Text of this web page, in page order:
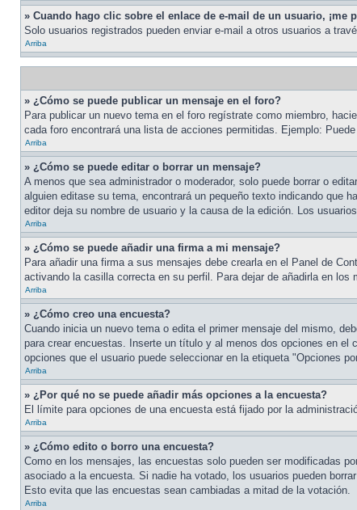
» Cuando hago clic sobre el enlace de e-mail de un usuario, ¡me
Solo usuarios registrados pueden enviar e-mail a otros usuarios a
Arriba
» ¿Cómo se puede publicar un mensaje en el foro?
Para publicar un nuevo tema en el foro regístrate como miembro,
cada foro encontrará una lista de acciones permitidas. Ejemplo:
Arriba
» ¿Cómo se puede editar o borrar un mensaje?
A menos que sea administrador o moderador, solo puede borrar o
alguien editase su tema, encontrará un pequeño texto indicando que
editor deja su nombre de usuario y la causa de la edición. Los
Arriba
» ¿Cómo se puede añadir una firma a mi mensaje?
Para añadir una firma a sus mensajes debe crearla en el Panel de
activando la casilla correcta en su perfil. Para dejar de añadirla en
Arriba
» ¿Cómo creo una encuesta?
Cuando inicia un nuevo tema o edita el primer mensaje del mismo,
para crear encuestas. Inserte un título y al menos dos opciones en el
opciones que el usuario puede seleccionar en la etiqueta "Opciones
Arriba
» ¿Por qué no se puede añadir más opciones a la encuesta?
El límite para opciones de una encuesta está fijado por la
Arriba
» ¿Cómo edito o borro una encuesta?
Como en los mensajes, las encuestas solo pueden ser modificadas
asociado a la encuesta. Si nadie ha votado, los usuarios pueden
Esto evita que las encuestas sean cambiadas a mitad de la votación.
Arriba